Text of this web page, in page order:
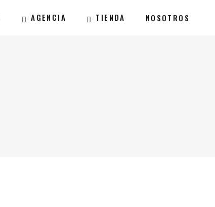
AGENCIA TIENDA NOSOTROS